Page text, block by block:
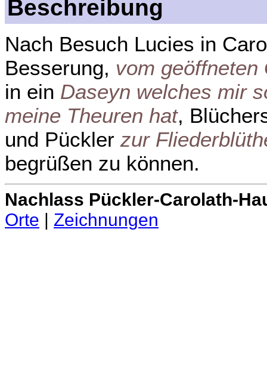
Beschreibung
Nach Besuch Lucies in
Besserung, vom geöffneten
in ein Daseyn welches mir
meine Theuren hat,
und Pückler zur
begrüßen zu können.
Nachlass Pückler-Carolath-
Orte | Zeichnungen